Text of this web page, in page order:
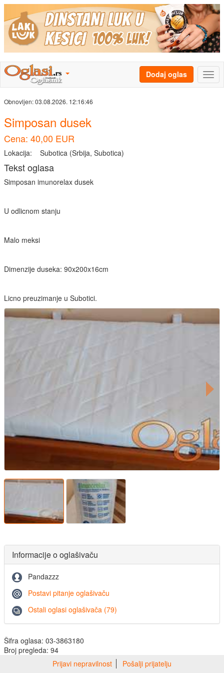
Dodaj oglas
Obnovljen:03.08.2026. 12:16:46
Simposan dusek
Cena: 40,00 EUR
Lokacija: Subotica (Srbija, Subotica)
Tekst oglasa
Simposan imunorelax dusek
U odlicnom stanju
Malo meksi
Dimenzije duseka: 90x200x16cm
Licno preuzimanje u Subotici.
Informacije o oglašivaču
Pandazzz
Postavi pitanje oglašivaču
Ostali oglasi oglašivača (79)
Šifra oglasa: 03-3863180
Broj pregleda: 94
Prijavi nepravilnost
Pošalji prijatelju